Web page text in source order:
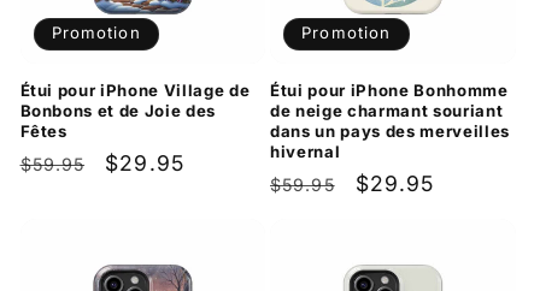
Promotion
Étui pour iPhone Village de
Bonbons et de Joie des
Fêtes
Prix
$59.95
Prix
$29.95
Promotion
Étui pour iPhone Bonhomme
de neige charmant souriant
dans un pays des merveilles
hivernal
Prix
$59.95
Prix
$29.95